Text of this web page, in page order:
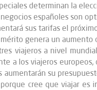
determinan la
españoles son
sus tarifas el
genera un
viajeros a nivel
a los viajeros
aumentarán su
cree que viajar es